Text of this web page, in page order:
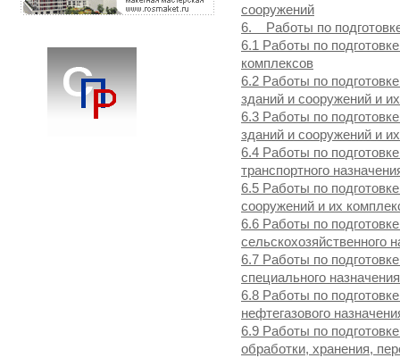
сооружений
6. Работы по
6.1 Работы по
комплексов
6.2 Работы по
зданий и сооружений и
6.3 Работы по
зданий и сооружений и
6.4 Работы по
транспортного
6.5 Работы по
сооружений и их
6.6 Работы по
сельскохозяйственного
6.7 Работы по
специального
6.8 Работы по
нефтегазового
6.9 Работы по
обработки, хранения,